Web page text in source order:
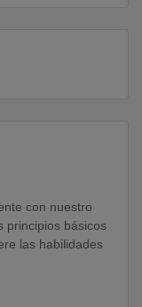
con nuestro
principios básicos
las habilidades